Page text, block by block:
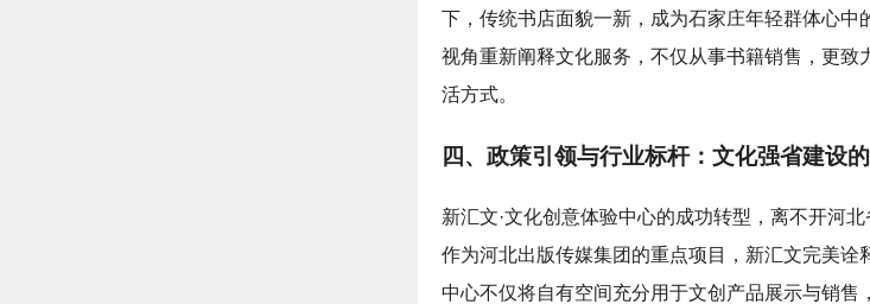
下，传统书店面貌一新，成为石家庄年轻群体心中
视角重新阐释文化服务，不仅从事书籍销售，更致
活方式。
四、政策引领与行业标杆：文化强省建设
新汇文·文化创意体验中心的成功转型，离不开河
作为河北出版传媒集团的重点项目，新汇文完美诠
中心不仅将自有空间充分用于文创产品展示与销售